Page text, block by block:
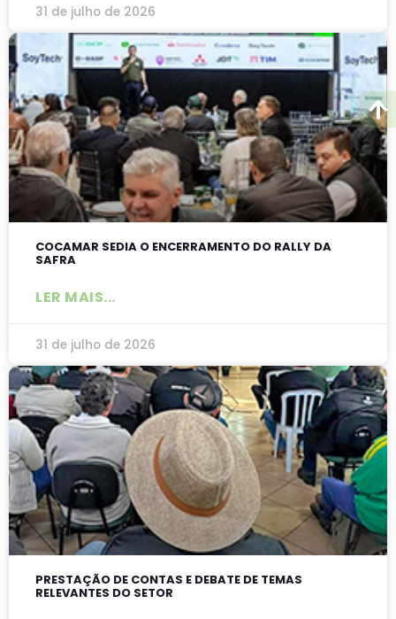
31 de julho de 2026
COCAMAR SEDIA O ENCERRAMENTO DO RALLY DA
SAFRA
LER MAIS...
31 de julho de 2026
PRESTAÇÃO DE CONTAS E DEBATE DE TEMAS
RELEVANTES DO SETOR